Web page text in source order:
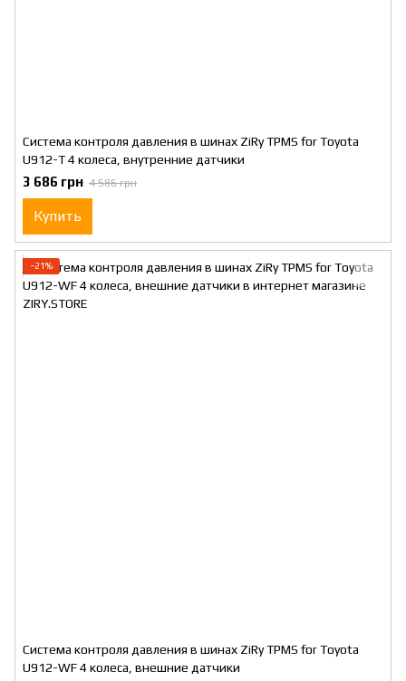
Система контроля давления в шинах ZiRy TPMS for Toyota
U912-T 4 колеса, внутренние датчики
3 686 грн 4 586 грн
Купить
−21%
Система контроля давления в шинах ZiRy TPMS for Toyota
U912-WF 4 колеса, внешние датчики